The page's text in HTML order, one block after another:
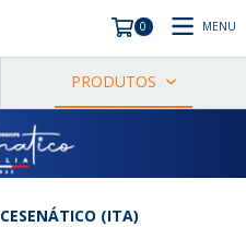
0 MENU
PRODUTOS
CESENÁTICO (ITA)